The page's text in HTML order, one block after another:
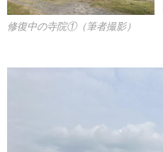
修復中の寺院①（筆者撮影）